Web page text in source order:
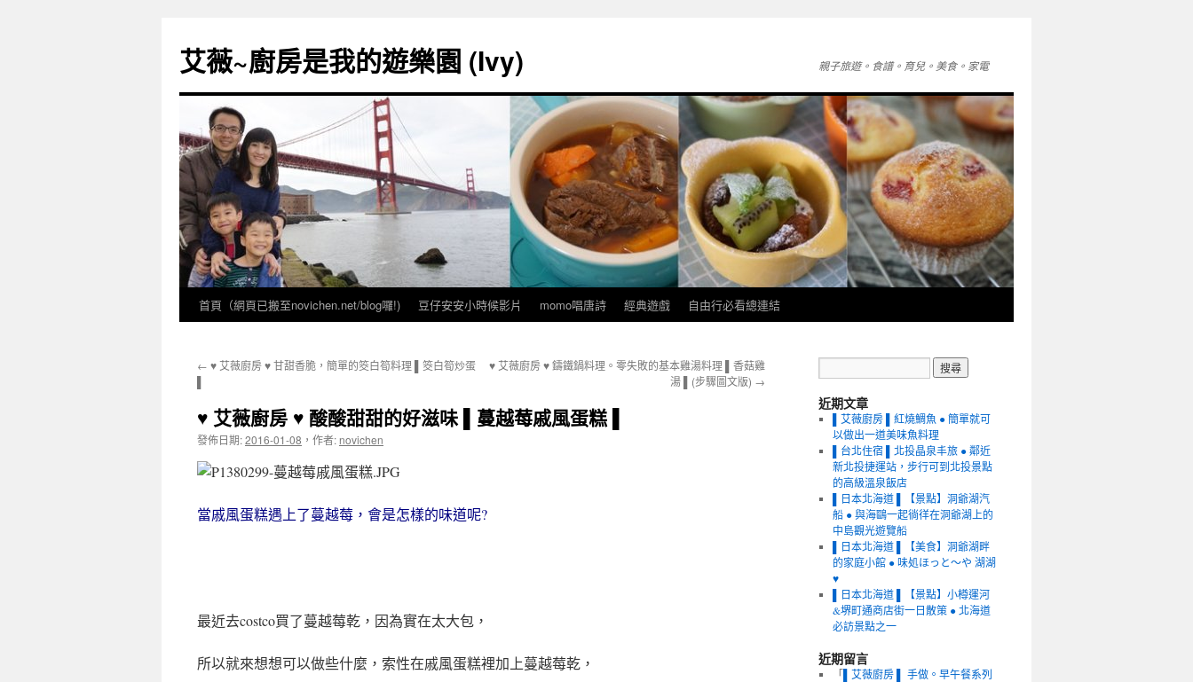
主
要
艾薇~廚房是我的遊樂園 (Ivy) 親子旅遊。食譜。育兒。美食。家電
首頁（網頁已搬至novichen.net/blog囉!) 豆仔安安小時候影片 momo唱唐詩 經典遊戲 自由行必看總連結
← ♥ 艾薇廚房 ♥ 甘甜香脆，簡單的筊白筍料理 ▌筊白筍炒蛋
▌
♥ 艾薇廚房 ♥ 鑄鐵鍋料理。零失敗的基本雞湯料理 ▌香菇雞
湯 ▌(步驟圖文版) →
♥ 艾薇廚房 ♥ 酸酸甜甜的好滋味 ▌蔓越莓戚風蛋糕 ▌
發佈日期:2016-01-08 ， 作者: novichen
當戚風蛋糕遇上了蔓越莓，會是怎樣的味道呢?
最近去costco買了蔓越莓乾，因為實在太大包，
所以就來想想可以做些什麼，索性在戚風蛋糕裡加上蔓越莓乾，
近期文章
▌艾薇廚房 ▌紅燒鯛魚 ● 簡單就可
以做出一道美味魚料理
▌台北住宿 ▌北投晶泉丰旅 ● 鄰近
新北投捷運站，步行可到北投景點
的高級溫泉飯店
▌日本北海道 ▌【景點】洞爺湖汽
船 ● 與海鷗一起徜徉在洞爺湖上的
中島觀光遊覽船
▌日本北海道 ▌【美食】洞爺湖畔
的家庭小館 ● 味処ほっと～や 湖湖
♥
▌日本北海道 ▌【景點】小樽運河
&堺町通商店街一日散策 ● 北海道
必訪景點之一
近期留言
「▌艾薇廚房 ▌ 手做。早午餐系列